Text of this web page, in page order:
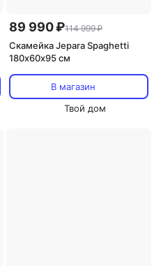
89 990 ₽114 999 ₽
Скамейка Jepara Spaghetti
180х60х95 см
В магазин
Твой дом